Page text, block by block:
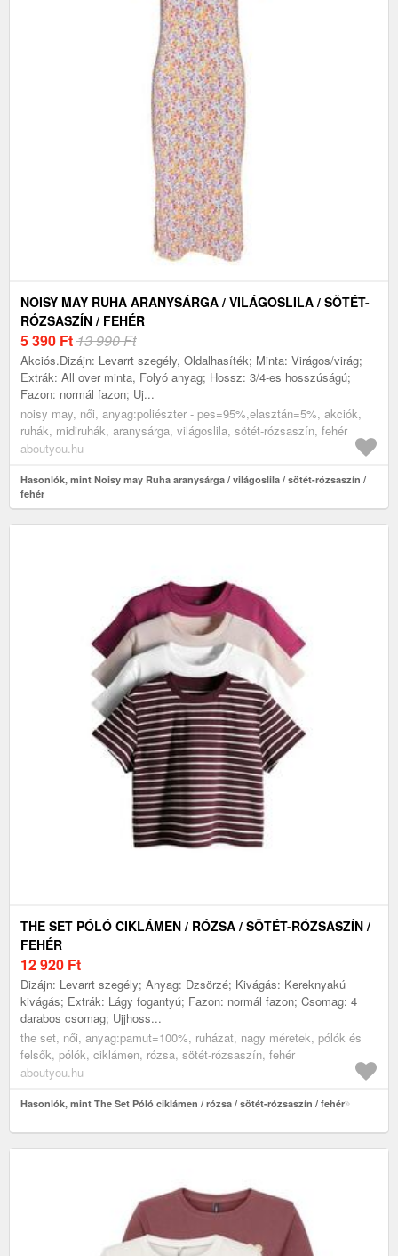
NOISY MAY RUHA ARANYSÁRGA / VILÁGOSLILA / SÖTÉT-
RÓZSASZÍN / FEHÉR
5 390 Ft13 990 Ft
Akciós.Dizájn: Levarrt szegély, Oldalhasíték; Minta: Virágos/virág;
Extrák: All over minta, Folyó anyag; Hossz: 3/4-es hosszúságú;
Fazon: normál fazon; Uj...
noisy may, női, anyag:poliészter - pes=95%,elasztán=5%, akciók,
ruhák, midiruhák, aranysárga, világoslila, sötét-rózsaszín, fehér
aboutyou.hu
Hasonlók, mint Noisy may Ruha aranysárga / világoslila / sötét-rózsaszín /
fehér
THE SET PÓLÓ CIKLÁMEN / RÓZSA / SÖTÉT-RÓZSASZÍN /
FEHÉR
12 920 Ft
Dizájn: Levarrt szegély; Anyag: Dzsörzé; Kivágás: Kereknyakú
kivágás; Extrák: Lágy fogantyú; Fazon: normál fazon; Csomag: 4
darabos csomag; Ujjhoss...
the set, női, anyag:pamut=100%, ruházat, nagy méretek, pólók és
felsők, pólók, ciklámen, rózsa, sötét-rózsaszín, fehér
aboutyou.hu
Hasonlók, mint The Set Póló ciklámen / rózsa / sötét-rózsaszín / fehér